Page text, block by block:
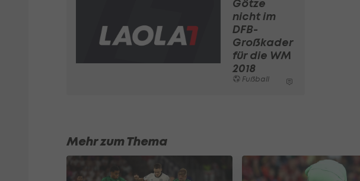
Götze
nicht im
DFB-
Großkader
für die WM
2018
Fußball
Mehr zum Thema